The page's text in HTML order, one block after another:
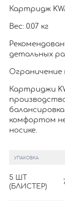
Картридж
Вес: 0.07 кг
детальных
Картриджи
комфортом
носике.
УПАКОВКА
5 ШТ
(БЛИСТЕР)